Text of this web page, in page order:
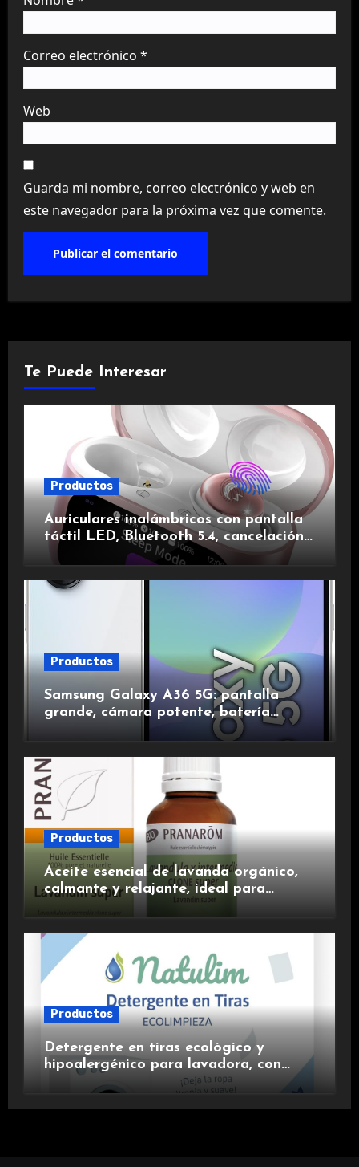
Correo electrónico *
Web
Guarda mi nombre, correo electrónico y web en
este navegador para la próxima vez que comente.
Te Puede Interesar
Productos
Auriculares inalámbricos con pantalla
táctil LED, Bluetooth 5.4, cancelación
de ruido, impermeables y de larga
Productos
Samsung Galaxy A36 5G: pantalla
grande, cámara potente, batería
duradera y carga rápida para una
Productos
Aceite esencial de lavanda orgánico,
calmante y relajante, ideal para
Productos
Detergente en tiras ecológico y
hipoalergénico para lavadora, con
suavizante incluido y fragancia de
lavanda.